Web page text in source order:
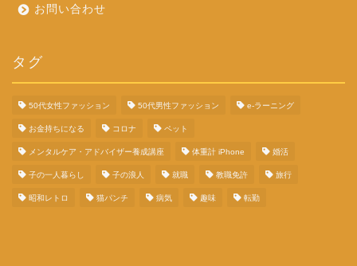
お問い合わせ
タグ
50代女性ファッション 50代男性ファッション e-ラーニング
お金持ちになる コロナ ペット
メンタルケア・アドバイザー養成講座 体重計 iPhone 婚活
子の一人暮らし 子の浪人 就職 教職免許 旅行
昭和レトロ 猫パンチ 病気 趣味 転勤